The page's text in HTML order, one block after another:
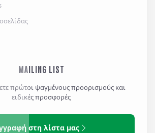
MAILING LIST
πρώτοι ψαγμένους προορισμούς και
ειδικές προσφορές
στη λίστα μας